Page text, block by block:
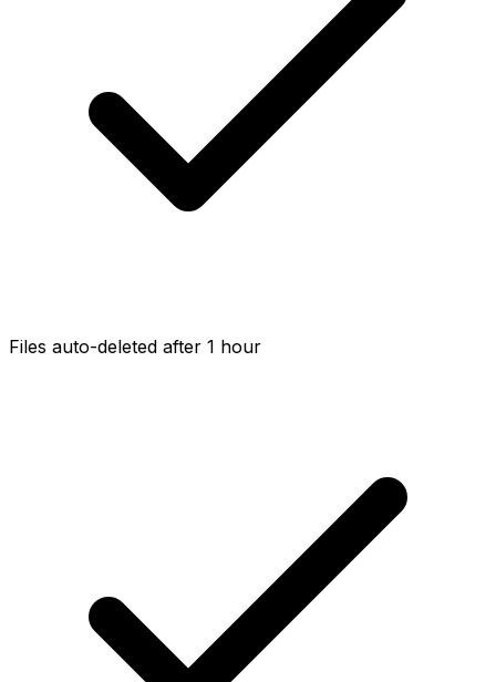
Files auto-deleted after 1 hour